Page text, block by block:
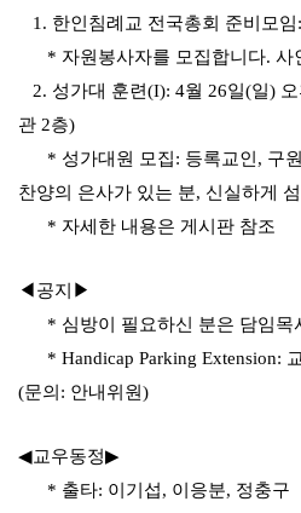
1. 한인침례교 전국총회 준비모임
* 자원봉사자를 모집합니다. 사
2. 성가대 훈련(I): 4월 26일(일)
관 2층)
* 성가대원 모집: 등록교인 , 구
찬양의 은사가 있는 분, 신실하게
* 자세한 내용은 게시판 참조
◀공지▶
* 심방이 필요하신 분은 담임목
* Handicap Parking Extension:
(문의 : 안내위원)
◀교우동정▶
* 출타: 이기섭, 이응분, 정충구